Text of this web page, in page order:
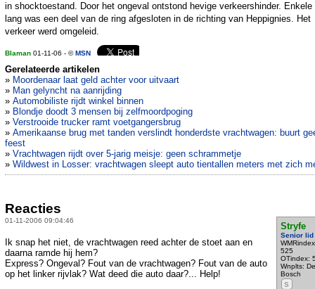
in shocktoestand. Door het ongeval ontstond hevige verkeershinder. Enkele
lang was een deel van de ring afgesloten in de richting van Heppignies. Het
verkeer werd omgeleid.
Blaman 01-11-06 - ©MSN
Gerelateerde artikelen
» Moordenaar laat geld achter voor uitvaart
» Man gelyncht na aanrijding
» Automobiliste rijdt winkel binnen
» Blondje doodt 3 mensen bij zelfmoordpoging
» Verstrooide trucker ramt voetgangersbrug
» Amerikaanse brug met tanden verslindt honderdste vrachtwagen: buurt
feest
» Vrachtwagen rijdt over 5-jarig meisje: geen schrammetje
» Wildwest in Losser: vrachtwagen sleept auto tientallen meters met zich
Reacties
01-11-2006 09:04:46
Stryfe
Senior lid
525
OTindex:
Wnplts:
Bosch
S
Ik snap het niet, de vrachtwagen reed achter de stoet aan en
daarna ramde hij hem?
Express? Ongeval? Fout van de vrachtwagen? Fout van de auto
op het linker rijvlak? Wat deed die auto daar?... Help!